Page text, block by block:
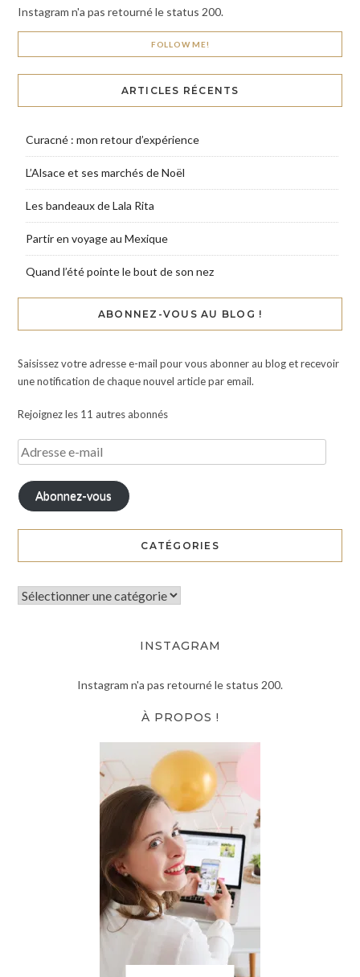
Instagram n'a pas retourné le status 200.
FOLLOW ME!
ARTICLES RÉCENTS
Curacné : mon retour d’expérience
L’Alsace et ses marchés de Noël
Les bandeaux de Lala Rita
Partir en voyage au Mexique
Quand l’été pointe le bout de son nez
ABONNEZ-VOUS AU BLOG !
Saisissez votre adresse e-mail pour vous abonner au blog et recevoir
une notification de chaque nouvel article par email.
Rejoignez les 11 autres abonnés
Abonnez-vous
CATÉGORIES
INSTAGRAM
Instagram n'a pas retourné le status 200.
À PROPOS !